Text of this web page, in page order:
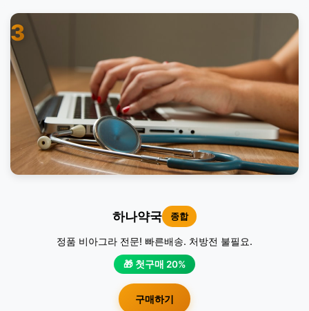
3
하나약국 종합
정품 비아그라 전문! 빠른배송. 처방전 불필요.
🎁 첫구매 20%
구매하기